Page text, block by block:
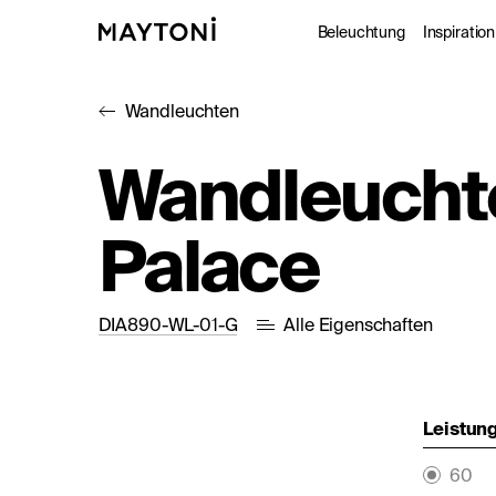
Beleuchtung Inspiration
Wandleuchten
Palace
DIA890-WL-01-G Alle Eigenschaften
60